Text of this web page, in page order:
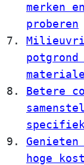
merken
proberen
Betere
hoge